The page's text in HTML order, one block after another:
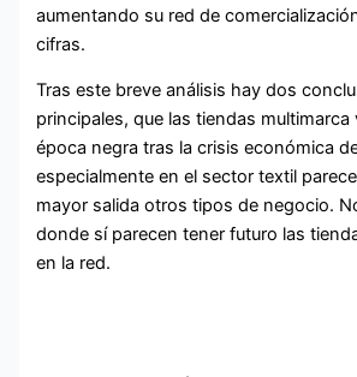
aumentando su red de
cifras.
Tras este breve análisis hay dos
principales, que las tiendas multimarca
época negra tras la crisis económica
especialmente en el sector textil
mayor salida otros tipos de negocio.
donde sí parecen tener futuro las
en la red.